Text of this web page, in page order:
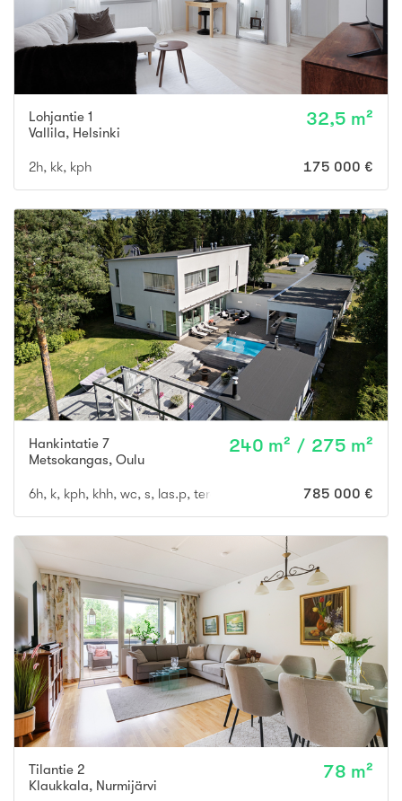
Lohjantie 1
Vallila, Helsinki
32,5 m²
2h, kk, kph 175 000 €
Hankintatie 7
Metsokangas, Oulu
240 m² / 275 m²
6h, k, kph, khh, wc, s, las.p, terassi + autotalli 785 000 €
Tilantie 2
Klaukkala, Nurmijärvi
78 m²